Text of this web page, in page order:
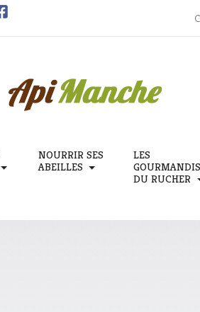
NOURRIR SES
ABEILLES
LES
DU RUCHER